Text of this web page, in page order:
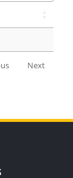
Next